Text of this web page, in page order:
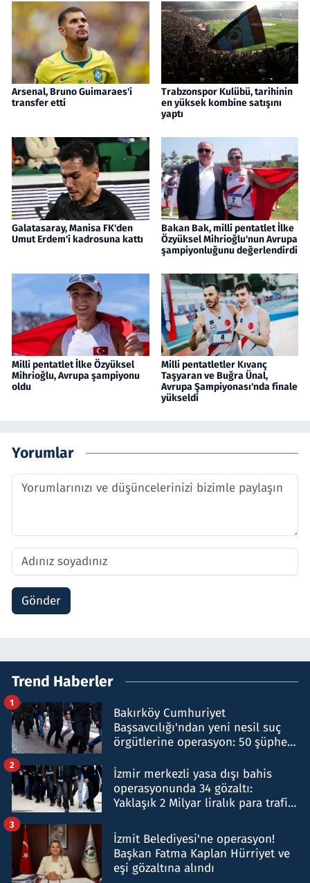
Arsenal, Bruno Guimaraes'i
transfer etti
Trabzonspor Kulübü, tarihinin
en yüksek kombine satışını
yaptı
Galatasaray, Manisa FK'den
Umut Erdem'i kadrosuna kattı
Bakan Bak, milli pentatlet İlke
Özyüksel Mihrioğlu'nun Avrupa
şampiyonluğunu değerlendirdi
Milli pentatlet İlke Özyüksel
Mihrioğlu, Avrupa şampiyonu
oldu
Milli pentatletler Kıvanç
Taşyaran ve Buğra Ünal,
Avrupa Şampiyonası'nda finale
yükseldi
Yorumlar
Gönder
Trend Haberler
Bakırköy Cumhuriyet
Başsavcılığı'ndan yeni nesil suç
örgütlerine operasyon: 50 şüpheli
1
İzmir merkezli yasa dışı bahis
operasyonunda 34 gözaltı:
Yaklaşık 2 Milyar liralık para trafiği
2
İzmit Belediyesi'ne operasyon!
Başkan Fatma Kaplan Hürriyet ve
eşi gözaltına alındı
3